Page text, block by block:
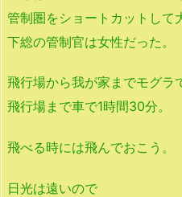
管制圏をショートカットして
下総の管制官は女性だった。
飛行場から我が家までモグラ
飛行場まで車で1時間30分。
飛べる時には飛んでおこう。
日光は遠いので